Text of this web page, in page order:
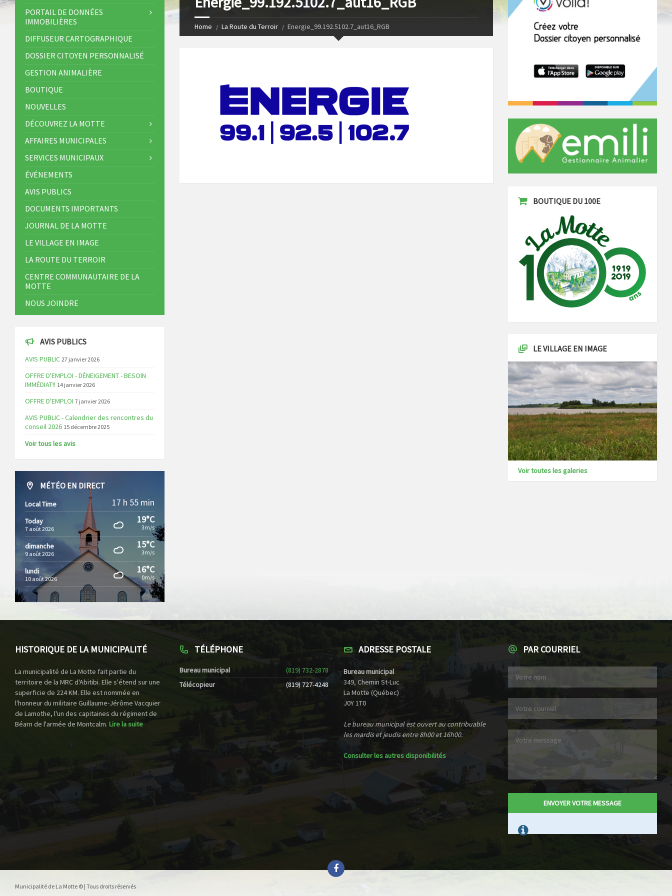
Home La Route du Terroir Energie_99.192.5102.7_aut16_RGB
PORTAIL DE DONNÉES
IMMOBILIÈRES
DIFFUSEUR CARTOGRAPHIQUE
DOSSIER CITOYEN PERSONNALISÉ
GESTION ANIMALIÈRE
BOUTIQUE
NOUVELLES
DÉCOUVREZ LA MOTTE
AFFAIRES MUNICIPALES
SERVICES MUNICIPAUX
ÉVÉNEMENTS
AVIS PUBLICS
DOCUMENTS IMPORTANTS
JOURNAL DE LA MOTTE
LE VILLAGE EN IMAGE
LA ROUTE DU TERROIR
CENTRE COMMUNAUTAIRE DE LA
MOTTE
NOUS JOINDRE
AVIS PUBLICS
AVIS PUBLIC 27 janvier 2026
OFFRE D'EMPLOI - DÉNEIGEMENT - BESOIN
IMMÉDIAT!! 14 janvier 2026
OFFRE D'EMPLOI 7 janvier 2026
AVIS PUBLIC - Calendrier des rencontres du
conseil 2026 15 décembre 2025
Voir tous les avis
MÉTÉO EN DIRECT
Local Time 17 h 55 min
Today
7 août 2026
19°C
3m/s
dimanche
9 août 2026
15°C
3m/s
lundi
10 août 2026
16°C
0m/s
BOUTIQUE DU 100E
LE VILLAGE EN IMAGE
Voir toutes les galeries
HISTORIQUE DE LA MUNICIPALITÉ
La municipalité de La Motte fait partie du
territoire de la MRC d'Abitibi. Elle s'étend sur une
superficie de 224 KM. Elle est nommée en
l'honneur du militaire Guillaume-Jérôme Vacquier
de Lamothe, l'un des capitaines du régiment de
Béarn de l'armée de Montcalm. Lire la suite
TÉLÉPHONE
Bureau municipal
(819) 732-2878
Télécopieur
(819) 727-4248
ADRESSE POSTALE
Bureau municipal
349, Chemin St-Luc
La Motte (Québec)
J0Y 1T0
Le bureau municipal est ouvert au contribuable
les mardis et jeudis entre 8h00 et 16h00.
Consulter les autres disponibilités
PAR COURRIEL
Municipalité de La Motte © | Tous droits réservés
s